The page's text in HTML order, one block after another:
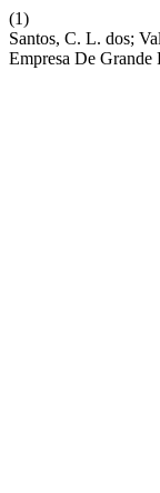
(1)
Santos, C. L. dos;
Empresa De Grande